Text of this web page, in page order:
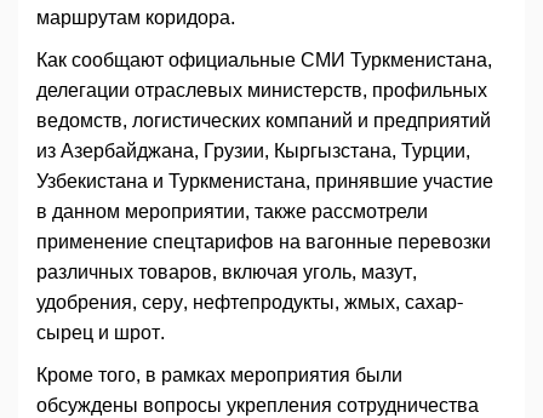
маршрутам коридора.
Как сообщают официальные СМИ Туркменистана,
делегации отраслевых министерств, профильных
ведомств, логистических компаний и предприятий
из Азербайджана, Грузии, Кыргызстана, Турции,
Узбекистана и Туркменистана, принявшие участие
в данном мероприятии, также рассмотрели
применение спецтарифов на вагонные перевозки
различных товаров, включая уголь, мазут,
удобрения, серу, нефтепродукты, жмых, сахар-
сырец и шрот.
Кроме того, в рамках мероприятия были
обсуждены вопросы укрепления сотрудничества